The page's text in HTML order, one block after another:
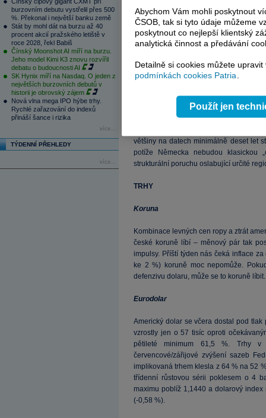
burzovním debutu vystřelil přes 500
%. Překonal i největší banku země
Stát by mohl dát na burzu až 40
procent akcií pražského letiště v
roce 2028, řekl Babiš
Čínský Moonshot AI míří na burzu.
Jeho model Kimi K3 znovu rozvířil
debatu o budoucnosti AI
SK Hynix míří na Nasdaq. O jeden z
největších burzovních debutů v
historii je obrovský zájem
Nová vlna mega IPO hýbe trhy.
Rychlé zařazování do indexů
přináší šance i rizika
více...
TÝDENNÍ PŘEHLEDY
více...
většiny na datech minimálně deset let
potíže Německa nebudou klasickou
strukturální poruchu oslabující určité
TRHY
Koruna
Kombinace levných cen ropy a ztrát
české koruně líbí – měnový pár tak
impulsy. Příští týden nás čeká inflace
ke 2 %) koruně moc nepomůže.
defenzivu dolaru, může se to koruně líbit.
Eurodolar
Americký dolar se včera dostal pod
vzrostly jen o 57 tisíc oproti
pětileté minimum 61,5 %. Trhy
červencové/zářijové zvýšení sazeb
implikovaná trhem klesla z 64 % na 52
třídenní růstovou sérii poklesem o 4
maximu poblíž 1,1440 a dolarový
(-0,58 %).
Abychom Vám mohli poskytnout
ČSOB, tak si tyto údaje můžeme
poskytnout co nejlepší klientský
analytická činnost a předávání
Detailně si cookies můžete
podmínkách cookies Patria
Použít jen